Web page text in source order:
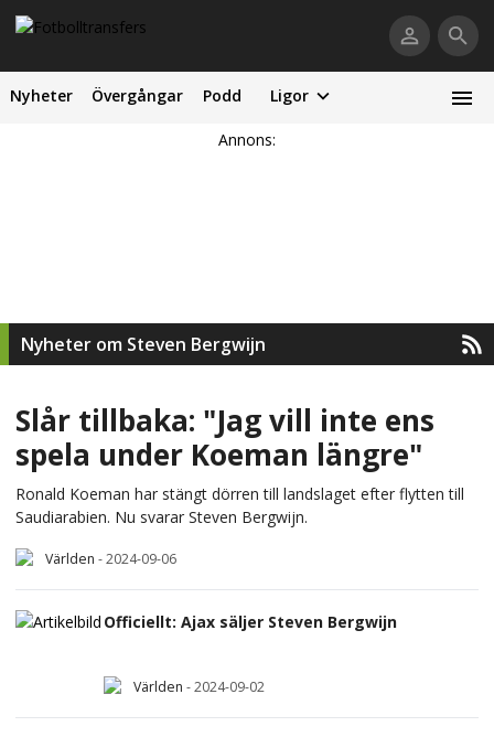
Nyheter Övergångar Podd Ligor
Annons:
Nyheter om Steven Bergwijn
Slår tillbaka: "Jag vill inte ens
spela under Koeman längre"
Ronald Koeman har stängt dörren till landslaget efter flytten till
Saudiarabien. Nu svarar Steven Bergwijn.
Världen -2024-09-06
Officiellt: Ajax säljer Steven Bergwijn
Världen -2024-09-02